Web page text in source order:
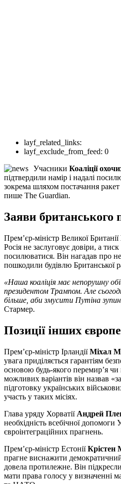
layf_related_links:
layf_exclude_from_feed: 0
Учасники Коаліції
підтвердили намір і надалі
зокрема шляхом постачання
пише The Guardian.
Заяви британського
Прем’єр-міністр Великої Британії
Росія не заслуговує довіри, а
посилюватися. Він нагадав про
пошкодили будівлю Британської
«Наша коаліція має непорушну
президентом Трампом. Але
більше, аби змусити Путіна
Стармер.
Позиції інших
Прем’єр-міністр ІрландіїМіхал
увага приділяється гарантіям
основою будь-якого перемир’я
можливих варіантів він назвав
підготовку українських
участь у таких місіях.
Глава уряду Хорватії Андрей
необхідність всебічної допомоги
євроінтеграційних прагнень.
Прем’єр-міністр ЕстоніїКрістен
прагне виснажити демократичний
довела протилежне. Він
мати права голосу у визначенні